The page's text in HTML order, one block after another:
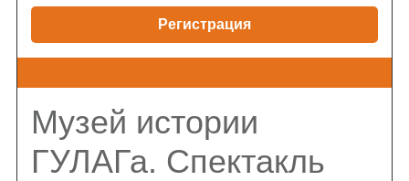
Регистрация
Музей истории
ГУЛАГа. Спектакль